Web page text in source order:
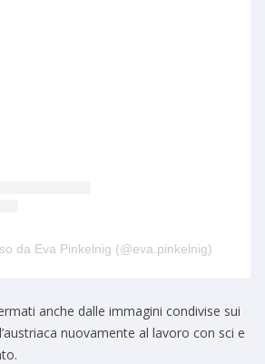
da Eva Pinkelnig (@eva.pinkelnig)
anche dalle immagini condivise sui
nuovamente al lavoro con sci e